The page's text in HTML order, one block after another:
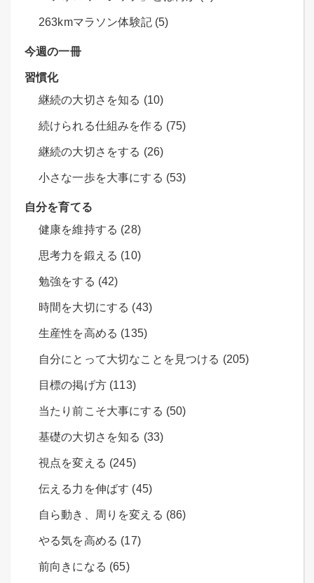
263kmマラソン体験記 (5)
今週の一冊
習慣化
継続の大切さを知る (10)
続けられる仕組みを作る (75)
継続の大切さをする (26)
小さな一歩を大事にする (53)
自分を育てる
健康を維持する (28)
思考力を鍛える (10)
勉強をする (42)
時間を大切にする (43)
生産性を高める (135)
自分にとって大切なことを見つける (205)
目標の掲げ方 (113)
当たり前こそ大事にする (50)
基礎の大切さを知る (33)
視点を変える (245)
伝える力を伸ばす (45)
自ら動き、周りを変える (86)
やる気を高める (17)
前向きになる (65)